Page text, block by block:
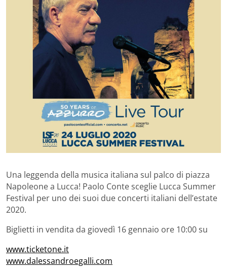
Una leggenda della musica italiana sul palco di piazza
Napoleone a Lucca! Paolo Conte sceglie Lucca Summer
Festival per uno dei suoi due concerti italiani dell’estate
2020.
Biglietti in vendita da giovedì 16 gennaio ore 10:00 su
www.ticketone.it
www.dalessandroegalli.com